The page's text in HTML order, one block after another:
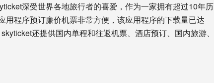
深受世界各地旅行者的喜爱，作为一家拥有超过10年历
用程序预订廉价机票非常方便，该应用程序的下载量已达
还提供国内单程和往返机票、酒店预订、国内旅游、